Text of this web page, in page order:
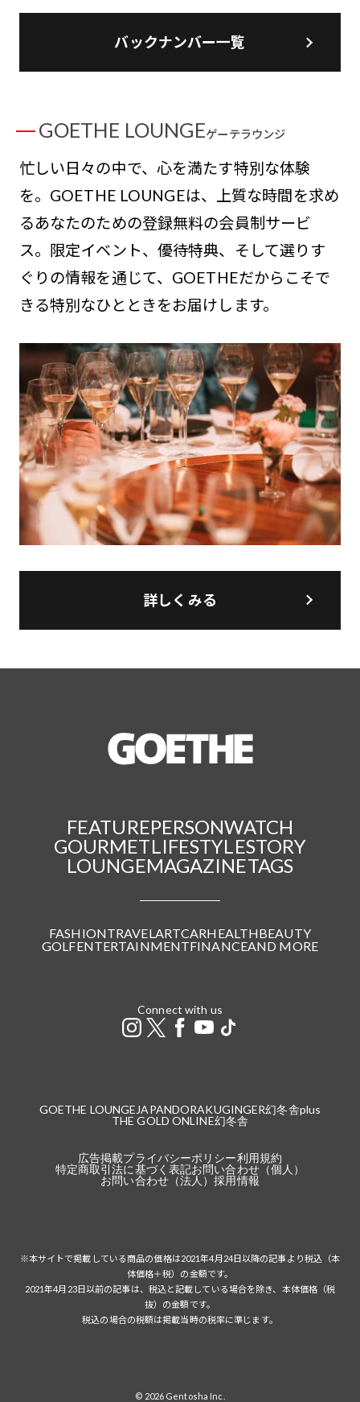
バックナンバー一覧
GOETHE LOUNGEゲーテラウンジ
忙しい日々の中で、心を満たす特別な体験
を。GOETHE LOUNGEは、上質な時間を求め
るあなたのための登録無料の会員制サービ
ス。限定イベント、優待特典、そして選りす
ぐりの情報を通じて、GOETHEだからこそで
きる特別なひとときをお届けします。
詳しくみる
FEATUREPERSONWATCH
GOURMETLIFESTYLESTORY
LOUNGEMAGAZINETAGS
FASHIONTRAVEL ARTCARHEALTHBEAUTY
GOLFENTERTAINMENTFINANCEAND MORE
Connect with us
GOETHE LOUNGE JAPANDORAKUGINGER幻冬舎plus
THE GOLD ONLINE幻冬舎
広告掲載プライバシーポリシー利用規約
特定商取引法に基づく表記お問い合わせ（個人）
お問い合わせ（法人）採用情報
※本サイトで掲載している商品の価格は2021年4月24日以降の記事より税込（本
体価格＋税）の金額です。
2021年4月23日以前の記事は、税込と記載している場合を除き、本体価格（税
抜）の金額です。
税込の場合の税額は掲載当時の税率に準じます。
© 2026 Gentosha Inc.